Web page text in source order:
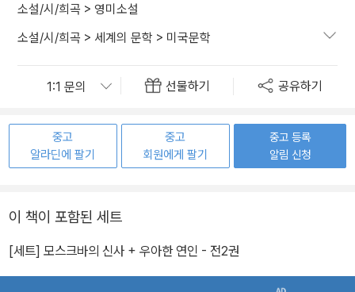
소설/시/희곡 > 영미소설
소설/시/희곡 > 세계의 문학 > 미국문학
선물하기 공유하기
중고
알라딘에 팔기
중고
회원에게 팔기
중고 등록
알림 신청
이 책이 포함된 세트
[세트] 모스크바의 신사 + 우아한 연인 - 전2권